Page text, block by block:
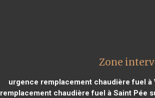
Zone
urgence remplacement chaudière fuel à
remplacement chaudière fuel à Saint Pée